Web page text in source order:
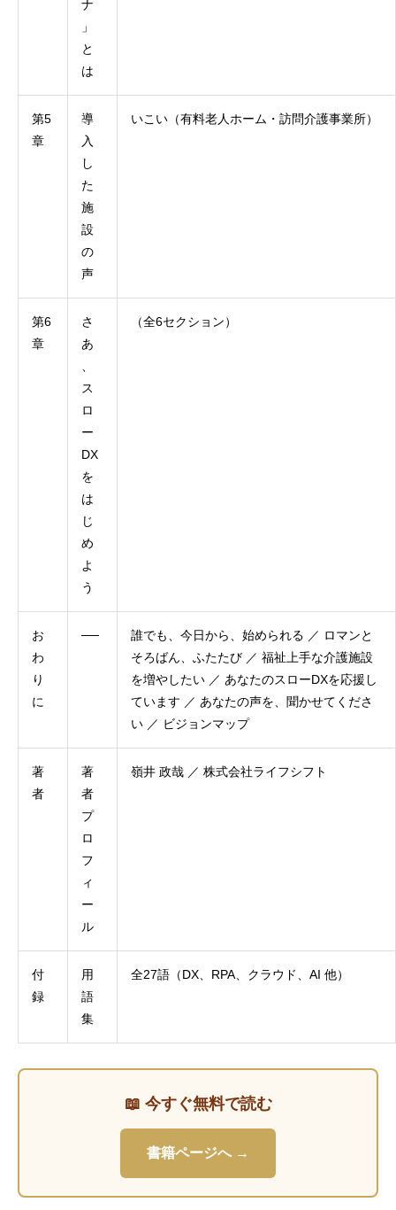
ナ
」
と
は
第5
章
導
入
し
た
施
設
の
声
いこい（有料老人ホーム・訪問介護事業所）
第6
章
さ
あ
ス
ロ
ー
DX
を
は
じ
め
よ
う
（全6セクション）
お
わ
り
に
──
誰でも、今日から、始められる ／ ロマンと
そろばん、ふたたび ／ 福祉上手な介護施設
を増やしたい ／ あなたのスローDXを応援し
ています ／ あなたの声を、聞かせてくださ
い ／ ビジョンマップ
著
者
著
者
プ
ロ
フ
ィ
ー
ル
嶺井 政哉 ／ 株式会社ライフシフト
付
録
用
語
集
全27語（DX、RPA、クラウド、AI 他）
📖 今すぐ無料で読む
書籍ページへ →